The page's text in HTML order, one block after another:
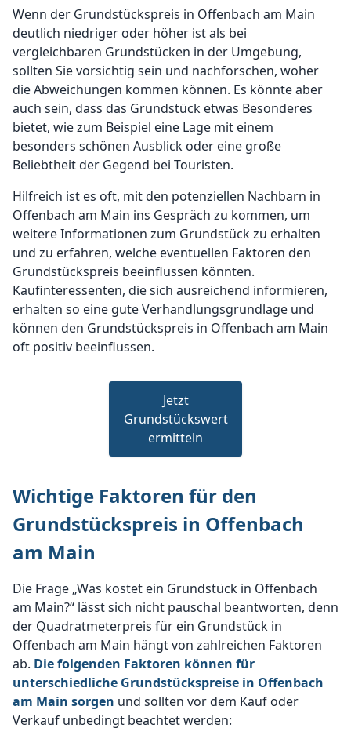
Wenn der Grundstückspreis in Offenbach am Main
deutlich niedriger oder höher ist als bei
vergleichbaren Grundstücken in der Umgebung,
sollten Sie vorsichtig sein und nachforschen, woher
die Abweichungen kommen können. Es könnte aber
auch sein, dass das Grundstück etwas Besonderes
bietet, wie zum Beispiel eine Lage mit einem
besonders schönen Ausblick oder eine große
Beliebtheit der Gegend bei Touristen.
Hilfreich ist es oft, mit den potenziellen Nachbarn in
Offenbach am Main ins Gespräch zu kommen, um
weitere Informationen zum Grundstück zu erhalten
und zu erfahren, welche eventuellen Faktoren den
Grundstückspreis beeinflussen könnten.
Kaufinteressenten, die sich ausreichend informieren,
erhalten so eine gute Verhandlungsgrundlage und
können den Grundstückspreis in Offenbach am Main
oft positiv beeinflussen.
Jetzt
Grundstückswert
ermitteln
Wichtige Faktoren für den
Grundstückspreis in Offenbach
am Main
Die Frage „Was kostet ein Grundstück in Offenbach
am Main?“ lässt sich nicht pauschal beantworten, denn
der Quadratmeterpreis für ein Grundstück in
Offenbach am Main hängt von zahlreichen Faktoren
ab. Die folgenden Faktoren können für
unterschiedliche Grundstückspreise in Offenbach
am Main sorgen und sollten vor dem Kauf oder
Verkauf unbedingt beachtet werden: